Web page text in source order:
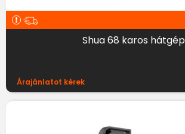
Shua 68 karos hátgép
Árajánlatot kérek